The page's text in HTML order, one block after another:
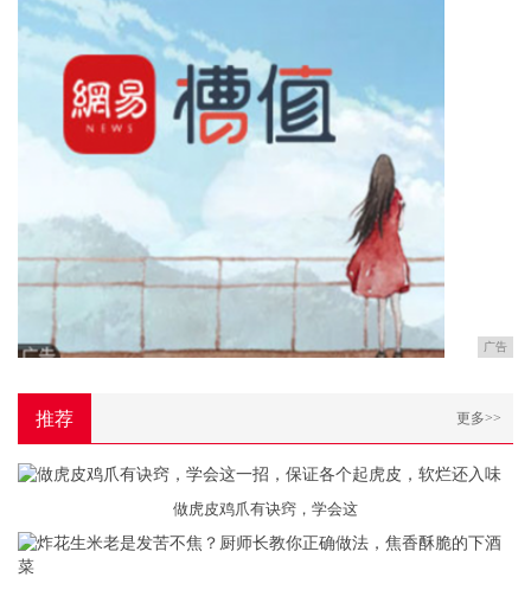
广告
推荐 更多>>
做虎皮鸡爪有诀窍，学会这